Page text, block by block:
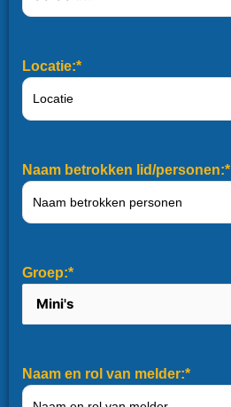
Locatie:*
Naam betrokken lid/personen:*
Groep:*
Naam en rol van melder:*